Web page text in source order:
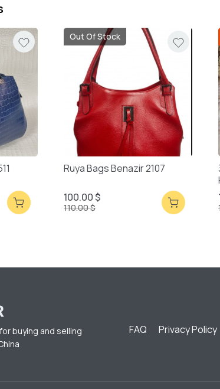
Out Of Stock
Ruya Bags Benazir 2107
100.00 $
110.00 $
buying and selling
FAQ Privacy Policy